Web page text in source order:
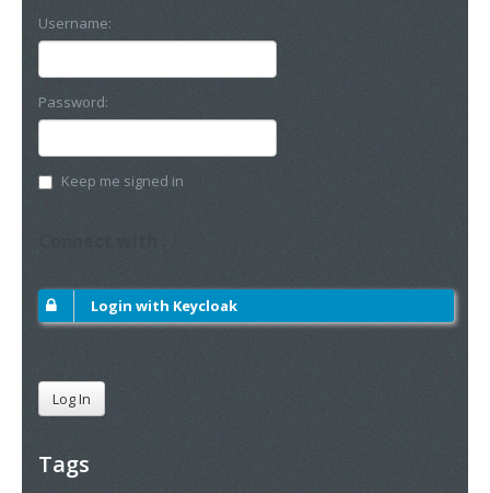
Username:
Password:
Keep me signed in
Login with Keycloak
Log In
Tags